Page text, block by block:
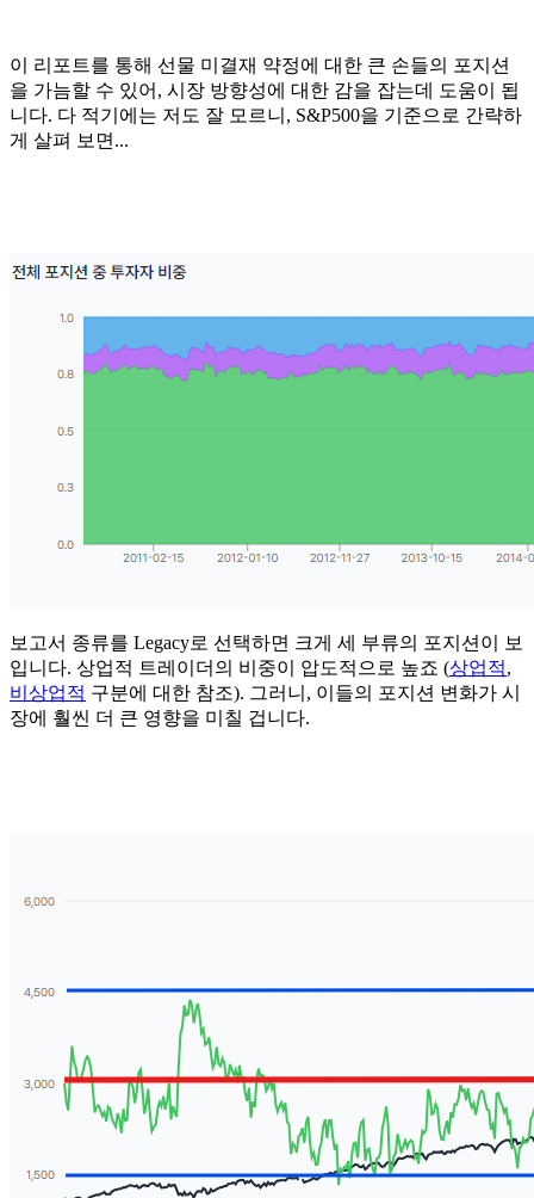
이 리포트를 통해 선물 미결재 약정에 대한 큰 손들의 포지션
을 가늠할 수 있어, 시장 방향성에 대한 감을 잡는데 도움이 됩
니다. 다 적기에는 저도 잘 모르니, S&P500을 기준으로 간략하
게 살펴 보면...
보고서 종류를 Legacy로 선택하면 크게 세 부류의 포지션이 보
입니다. 상업적 트레이더의 비중이 압도적으로 높죠 (상업적,
비상업적 구분에 대한 참조). 그러니, 이들의 포지션 변화가 시
장에 훨씬 더 큰 영향을 미칠 겁니다.